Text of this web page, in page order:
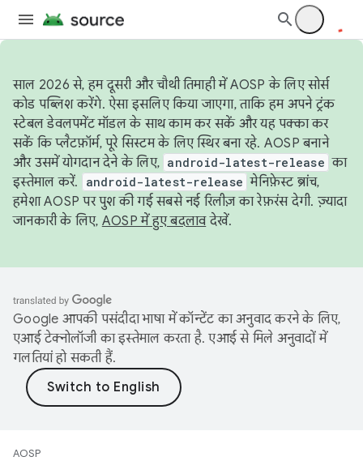
साल 2026 से, हम दूसरी और चौथी तिमाही में AOSP के लिए सोर्स
कोड पब्लिश करेंगे. ऐसा इसलिए किया जाएगा, ताकि हम अपने ट्रंक
स्टेबल डेवलपमेंट मॉडल के साथ काम कर सकें और यह पक्का कर
सकें कि प्लैटफ़ॉर्म, पूरे सिस्टम के लिए स्थिर बना रहे. AOSP बनाने
और उसमें योगदान देने के लिए, android-latest-release का
इस्तेमाल करें.
android-latest-release मेनिफ़ेस्ट ब्रांच,
हमेशा AOSP पर पुश की गई सबसे नई रिलीज़ का रेफ़रंस देगी. ज़्यादा
जानकारी के लिए, AOSP में हुए बदलावदेखें.
Google आपकी पसंदीदा भाषा में कॉन्टेंट का अनुवाद करने के लिए,
एआई टेक्नोलॉजी का इस्तेमाल करता है. एआई से मिले अनुवादों में
गलतियां हो सकती हैं.
AOSP